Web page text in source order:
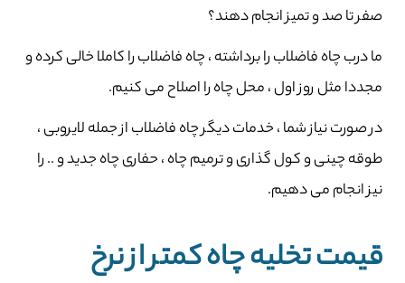
صفر تا صد و تمیز انجام دهند؟
ما درب چاه فاضلاب را برداشته ، چاه فاضلاب را کاملا خالی کرده و
مجددا مثل روز اول ، محل چاه را اصلاح می کنیم.
در صورت نیاز شما ، خدمات دیگر چاه فاضلاب از جمله لایروبی ،
طوقه چینی و کول گذاری و ترمیم چاه ، حفاری چاه جدید و .. را
نیز انجام می دهیم.
قیمت تخلیه چاه کمتر از نرخ